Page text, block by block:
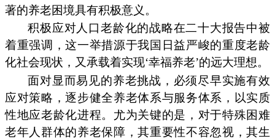
著的养老困境具有积极意义。
积极应对人口老龄化的战略在二十大报告中被
着重强调，这一举措源于我国日益严峻的重度老龄
化社会现状，又承载着实现‘幸福养老’的远大理想。
面对显而易见的养老挑战，必须尽早实施有效
应对策略，逐步健全养老体系与服务体系，以实质
性地应老龄化进程。尤为关键的是，对于特殊困难
老年人群体的养老保障，其重要性不容忽视，其生